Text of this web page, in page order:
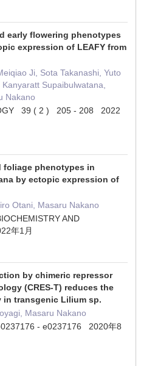
early flowering phenotypes
expression of LEAFY from
Ji, Sota Takanashi, Yuto
Supaibulwatana,
Nakano
39 ( 2 ) 205 - 208 2022
foliage phenotypes in
by ectopic expression of
Otani, Masaru Nakano
AND
年1月
by chimeric repressor
(CRES-T) reduces the
transgenic Lilium sp.
Masaru Nakano
- e0237176 2020年8